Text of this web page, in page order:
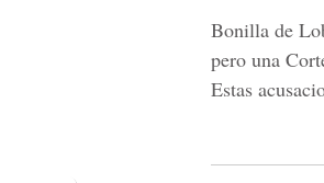
Bonilla de
pero una
Estas